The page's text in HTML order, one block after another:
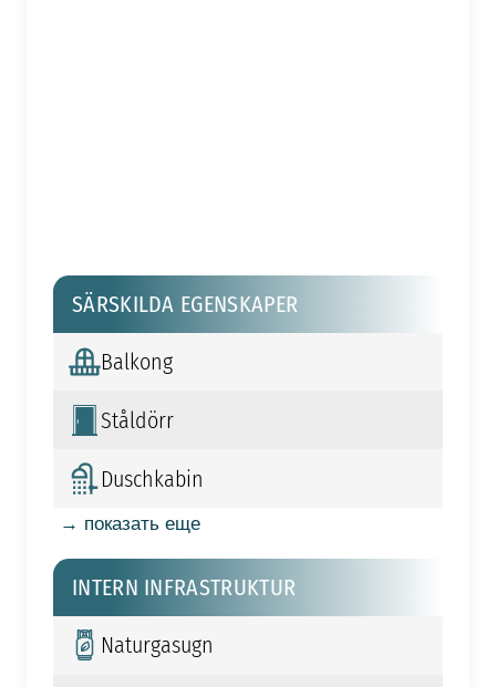
SÄRSKILDA EGENSKAPER
Balkong
Ståldörr
Duschkabin
→ показать еще
INTERN INFRASTRUKTUR
Naturgasugn